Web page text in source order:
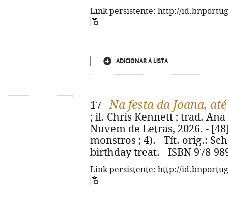
Link persistente: http://
ADICIONAR À LISTA
17 -Na festa da Joana,
; il. Chris Kennett ; trad. Ana
Nuvem de Letras, 2026. -
monstros ; 4). - Tít. orig.:
birthday treat. - ISBN 978-
Link persistente: http://